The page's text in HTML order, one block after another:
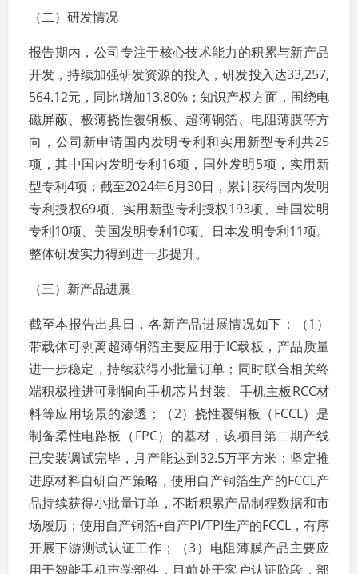
（二）研发情况
报告期内，公司专注于核心技术能力的积累与新产品
开发，持续加强研发资源的投入，研发投入达33,257,
564.12元，同比增加13.80%；知识产权方面，围绕电
磁屏蔽、极薄挠性覆铜板、超薄铜箔、电阻薄膜等方
向，公司新申请国内发明专利和实用新型专利共25
项，其中国内发明专利16项，国外发明5项，实用新
型专利4项；截至2024年6月30日，累计获得国内发明
专利授权69项、实用新型专利授权193项、韩国发明
专利10项、美国发明专利10项、日本发明专利11项。
整体研发实力得到进一步提升。
（三）新产品进展
截至本报告出具日，各新产品进展情况如下：（1）
带载体可剥离超薄铜箔主要应用于IC载板，产品质量
进一步稳定，持续获得小批量订单；同时联合相关终
端积极推进可剥铜向手机芯片封装、手机主板RCC材
料等应用场景的渗透；（2）挠性覆铜板（FCCL）是
制备柔性电路板（FPC）的基材，该项目第二期产线
已安装调试完毕，月产能达到32.5万平方米；坚定推
进原材料自研自产策略，使用自产铜箔生产的FCCL产
品持续获得小批量订单，不断积累产品制程数据和市
场履历；使用自产铜箔+自产PI/TPI生产的FCCL，有序
开展下游测试认证工作；（3）电阻薄膜产品主要应
用于智能手机声学部件，目前处于客户认证阶段，部